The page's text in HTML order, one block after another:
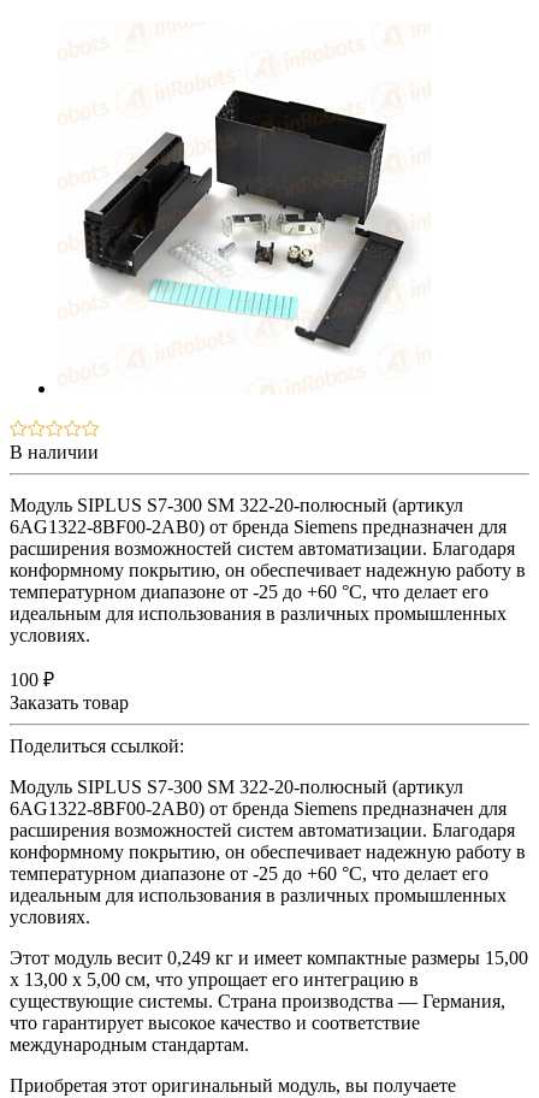
В наличии
Модуль SIPLUS S7-300 SM 322-20-полюсный (артикул
6AG1322-8BF00-2AB0) от бренда Siemens предназначен для
расширения возможностей систем автоматизации. Благодаря
конформному покрытию, он обеспечивает надежную работу в
температурном диапазоне от -25 до +60 °C, что делает его
идеальным для использования в различных промышленных
условиях.
100 ₽
Заказать товар
Поделиться ссылкой:
Модуль SIPLUS S7-300 SM 322-20-полюсный (артикул
6AG1322-8BF00-2AB0) от бренда Siemens предназначен для
расширения возможностей систем автоматизации. Благодаря
конформному покрытию, он обеспечивает надежную работу в
температурном диапазоне от -25 до +60 °C, что делает его
идеальным для использования в различных промышленных
условиях.
Этот модуль весит 0,249 кг и имеет компактные размеры 15,00
x 13,00 x 5,00 см, что упрощает его интеграцию в
существующие системы. Страна производства — Германия,
что гарантирует высокое качество и соответствие
международным стандартам.
Приобретая этот оригинальный модуль, вы получаете